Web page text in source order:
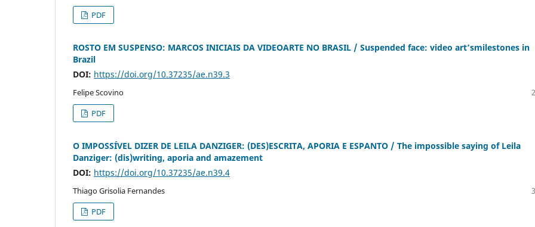
PDF
ROSTO EM SUSPENSO: MARCOS INICIAIS DA VIDEOARTE NO BRASIL / Suspended face: video art’smilestones in
Brazil
DOI: https://doi.org/10.37235/ae.n39.3
Felipe Scovino
PDF
O IMPOSSÍVEL DIZER DE LEILA DANZIGER: (DES)ESCRITA, APORIA E ESPANTO / The impossible saying of Leila
Danziger: (dis)writing, aporia and amazement
DOI: https://doi.org/10.37235/ae.n39.4
Thiago Grisolia Fernandes
PDF